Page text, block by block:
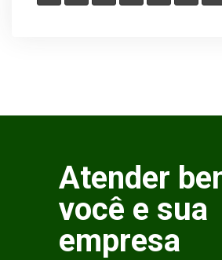
Atender
você e sua
empresa